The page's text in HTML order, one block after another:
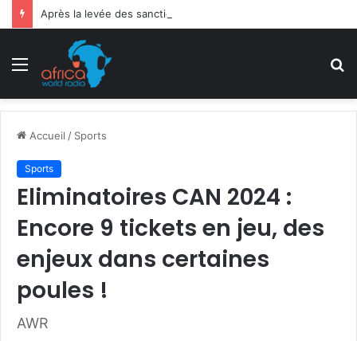
Menu
Accueil / Sports
Sports
Eliminatoires CAN 2024 :
Encore 9 tickets en jeu, des
enjeux dans certaines
poules !
AWR